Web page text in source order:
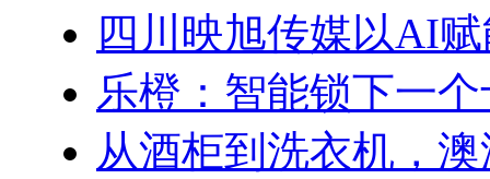
四川映旭传媒以AI
乐橙：智能锁下一
从酒柜到洗衣机，